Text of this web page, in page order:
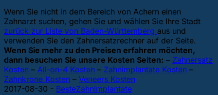
Wenn Sie nicht in dem Bereich von Achern einen
Zahnarzt suchen, gehen Sie
zurück zur Liste von Baden-Württemberg
und wählen Sie Ihre Stadt
aus und
verwenden Sie den Zahnersatzrechner auf der Seite.
Wenn Sie mehr zu den Preisen erfahren möchten,
dann besuchen Sie unsere Kosten Seiten: – Zahnersatz
Kosten – All-on-4 Kosten – Zahnimplantate Kosten –
Zahnkrone Kosten – Veneers Kosten
2017-08-30 - BesteZahnImplantate